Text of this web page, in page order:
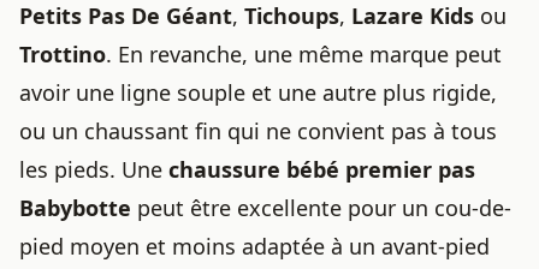
Petits Pas De Géant, Tichoups, Lazare Kids ou
Trottino. En revanche, une même marque peut
avoir une ligne souple et une autre plus rigide,
ou un chaussant fin qui ne convient pas à tous
les pieds. Une chaussure bébé premier pas
Babybotte peut être excellente pour un cou-de-
pied moyen et moins adaptée à un avant-pied